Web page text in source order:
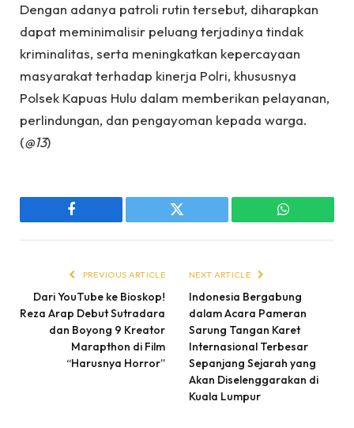
Dengan adanya patroli rutin tersebut, diharapkan
dapat meminimalisir peluang terjadinya tindak
kriminalitas, serta meningkatkan kepercayaan
masyarakat terhadap kinerja Polri, khususnya
Polsek Kapuas Hulu dalam memberikan pelayanan,
perlindungan, dan pengayoman kepada warga.
(@13)
Facebook Twitter WhatsApp
PREVIOUS ARTICLE
Dari YouTube ke Bioskop!
Reza Arap Debut Sutradara
dan Boyong 9 Kreator
Marapthon di Film
“Harusnya Horror”
NEXT ARTICLE
Indonesia Bergabung
dalam Acara Pameran
Sarung Tangan Karet
Internasional Terbesar
Sepanjang Sejarah yang
Akan Diselenggarakan di
Kuala Lumpur